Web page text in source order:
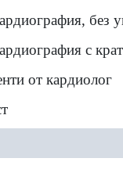
без
с
от кардиолог